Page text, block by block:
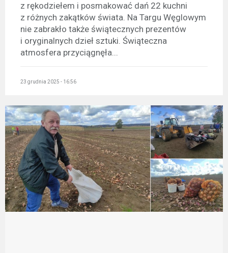
z rękodziełem i posmakować dań 22 kuchni
z różnych zakątków świata. Na Targu Węglowym
nie zabrakło także świątecznych prezentów
i oryginalnych dzieł sztuki. Świąteczna
atmosfera przyciągnęła...
23 grudnia 2025 - 16:56